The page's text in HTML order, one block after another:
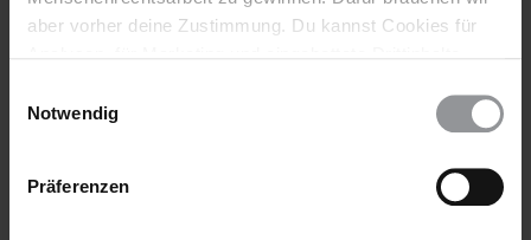
aber vorher deine Zustimmung. Du kannst Cookies für
wieder ändern. Diesen Banner kannst Du über den Link
Notwendig
Präferenzen
freigelassen